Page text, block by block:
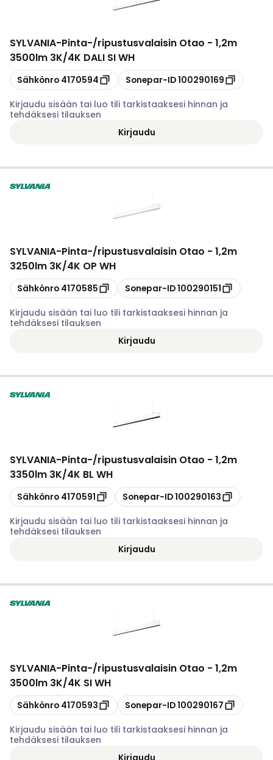
SYLVANIA-Pinta-/ripustusvalaisin Otao - 1,2m
3500lm 3K/4K DALI SI WH
Kopioi
Sähkönro 4170594 Kopioi
Sonepar-ID100290169
Kirjaudu sisään tai luo tili tarkistaaksesi hinnan ja
tehdäksesi tilauksen
Kirjaudu
SYLVANIA-Pinta-/ripustusvalaisin Otao - 1,2m
3250lm 3K/4K OP WH
Kopioi
Sähkönro 4170585 Kopioi
Sonepar-ID100290151
Kirjaudu sisään tai luo tili tarkistaaksesi hinnan ja
tehdäksesi tilauksen
Kirjaudu
SYLVANIA-Pinta-/ripustusvalaisin Otao - 1,2m
3350lm 3K/4K BL WH
Kopioi
Sähkönro 4170591 Kopioi
Sonepar-ID100290163
Kirjaudu sisään tai luo tili tarkistaaksesi hinnan ja
tehdäksesi tilauksen
Kirjaudu
SYLVANIA-Pinta-/ripustusvalaisin Otao - 1,2m
3500lm 3K/4K SI WH
Kopioi
Sähkönro 4170593 Kopioi
Sonepar-ID100290167
Kirjaudu sisään tai luo tili tarkistaaksesi hinnan ja
tehdäksesi tilauksen
Kirjaudu